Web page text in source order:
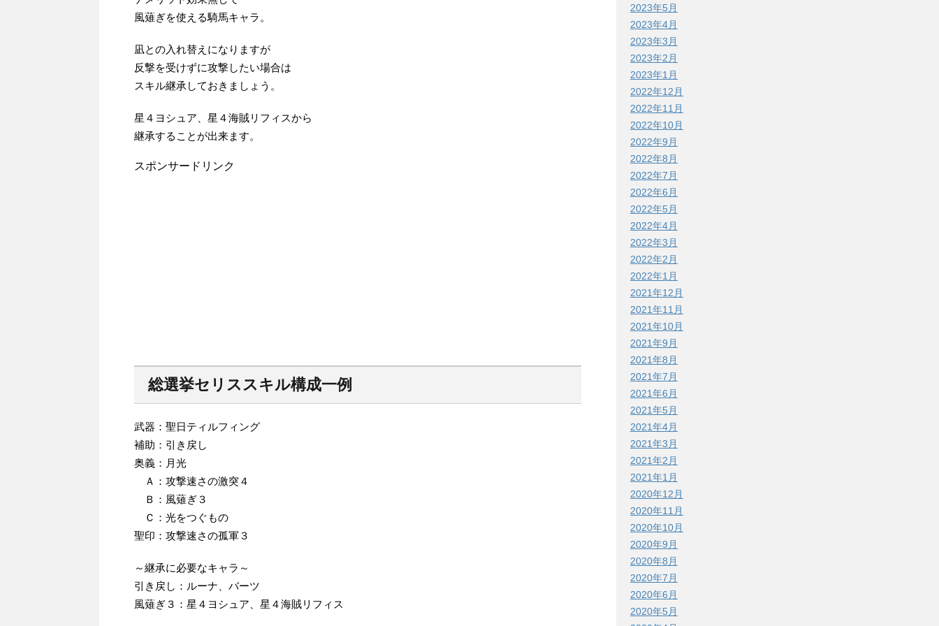
風薙ぎを使える騎馬キャラ。
凪との入れ替えになりますが
反撃を受けずに攻撃したい場合は
スキル継承しておきましょう。
星４ヨシュア、星４海賊リフィスから
継承することが出来ます。
スポンサードリンク
総選挙セリススキル構成一例
武器：聖日ティルフィング
補助：引き戻し
奥義：月光
Ａ：攻撃速さの激突４
Ｂ：風薙ぎ３
Ｃ：光をつぐもの
聖印：攻撃速さの孤軍３
～継承に必要なキャラ～
引き戻し：ルーナ、バーツ
風薙ぎ３：星４ヨシュア、星４海賊リフィス
2023年5月
2023年4月
2023年3月
2023年2月
2023年1月
2022年12月
2022年11月
2022年10月
2022年9月
2022年8月
2022年7月
2022年6月
2022年5月
2022年4月
2022年3月
2022年2月
2022年1月
2021年12月
2021年11月
2021年10月
2021年9月
2021年8月
2021年7月
2021年6月
2021年5月
2021年4月
2021年3月
2021年2月
2021年1月
2020年12月
2020年11月
2020年10月
2020年9月
2020年8月
2020年7月
2020年6月
2020年5月